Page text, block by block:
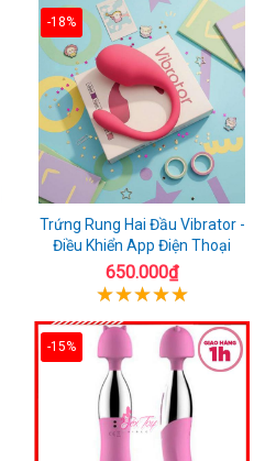
-18%
Trứng Rung Hai Đầu Vibrator -
Điều Khiển App Điện Thoại
650.000₫
-15%